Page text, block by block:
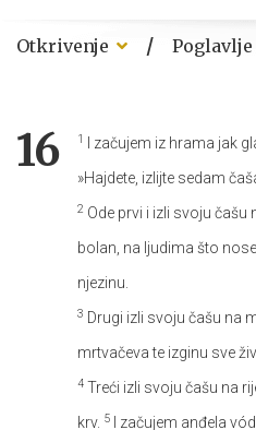
Otkrivenje /
16 1
I začujem iz hrama jak
»Hajdete, izlijte sedam
2 Ode prvi i izli svoju čašu
bolan, na ljudima što
njezinu.
3 Drugi izli svoju čašu na
mrtvačeva te izginu sve
4 Treći izli svoju čašu na
krv. 5 I začujem anđela